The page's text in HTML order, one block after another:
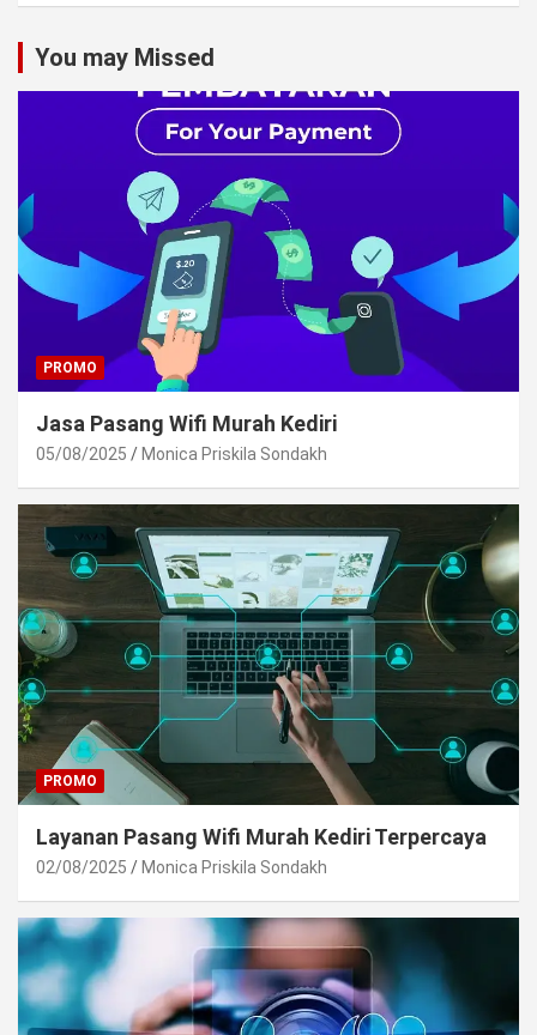
You may Missed
PROMO
Jasa Pasang Wifi Murah Kediri
05/08/2025 Monica Priskila Sondakh
PROMO
Layanan Pasang Wifi Murah Kediri Terpercaya
02/08/2025 Monica Priskila Sondakh